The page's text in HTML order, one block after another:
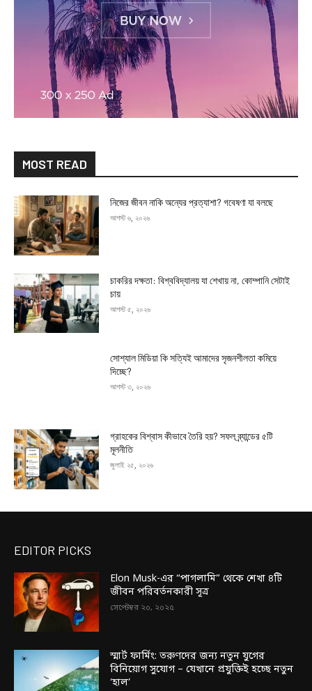
MOST READ
নিজের জীবন নাকি অন্যের প্রত্যাশা? গবেষণা যা বলছে
আগস্ট ৬, ২০২৬
চাকরির দক্ষতা: বিশ্ববিদ্যালয় যা শেখায় না, কোম্পানি সেটাই
চায়
আগস্ট ৫, ২০২৬
সোশ্যাল মিডিয়া কি সত্যিই আমাদের সৃজনশীলতা কমিয়ে
দিচ্ছে?
আগস্ট ৩, ২০২৬
গ্রাহকের বিশ্বাস কীভাবে তৈরি হয়? সফল ব্র্যান্ডের ৫টি
মূলনীতি
জুলাই ২৫, ২০২৬
EDITOR PICKS
Elon Musk-এর “পাগলামি” থেকে শেখা ৪টি
জীবন পরিবর্তনকারী সূত্র
সেপ্টেম্বর ২০, ২০২৫
স্মার্ট ফার্মিং: তরুণদের জন্য নতুন যুগের
বিনিয়োগ সুযোগ – যেখানে প্রযুক্তিই হচ্ছে নতুন
‘হাল’